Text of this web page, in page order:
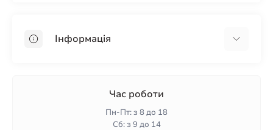
ПінопластІнформація
Гарантія та повернення
Час роботи
Пн-Пт: з 8 до 18
Сб: з 9 до 14